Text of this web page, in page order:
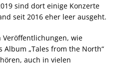
sind dort einige Konzerte
seit 2016 eher leer ausgeht.
wie
Album „Tales from the North“
auch in vielen